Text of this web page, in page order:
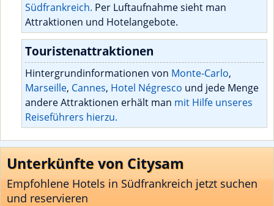
Südfrankreich. Per Luftaufnahme sieht man
Attraktionen und Hotelangebote.
Touristenattraktionen
Hintergrundinformationen von Monte-Carlo,
Marseille, Cannes, Hotel Négresco und jede Menge
andere Attraktionen erhält man mit Hilfe unseres
Reiseführers hierzu.
Unterkünfte von Citysam
Empfohlene Hotels in Südfrankreich jetzt suchen
und reservieren